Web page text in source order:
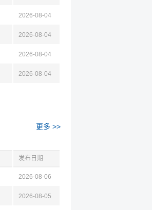
2026-08-04
2026-08-04
2026-08-04
2026-08-04
更多 >>
发布日期
2026-08-06
2026-08-05